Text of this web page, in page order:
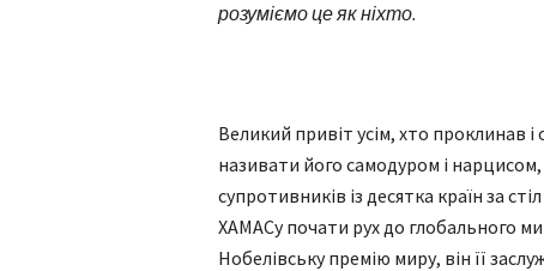
розуміємо це як ніхто.
Великий привіт усім, хто проклинав
називати його самодуром і
супротивників із десятка країн за
ХАМАСу почати рух до глобального
Нобелівську премію миру, він її